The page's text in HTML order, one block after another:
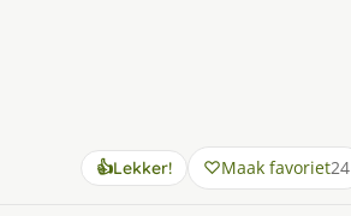
👍Lekker! Maak favoriet24